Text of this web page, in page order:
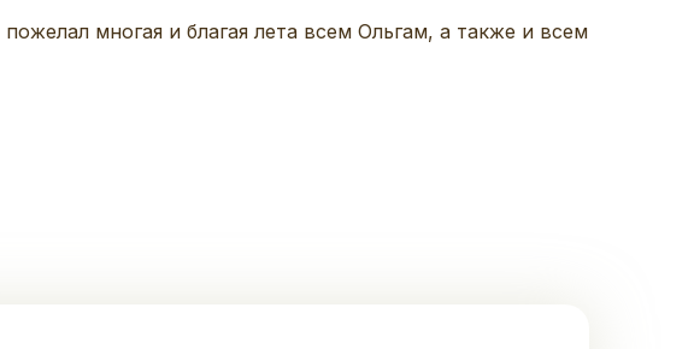
пожелал многая и благая лета всем Ольгам, а также и всем